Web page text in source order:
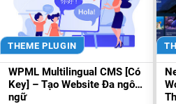
THEME PLUGIN
WPML Multilingual CMS [Có
Key] – Tạo Website Đa ngôn
ngữ